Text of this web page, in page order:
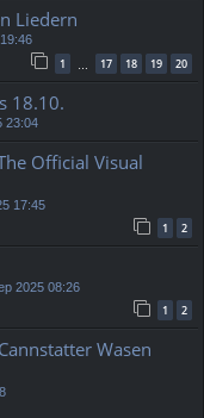
Liedern
1 17 18 19 20
18.10.
23:04
Official Visual
17:45
1 2
2025 08:26
1 2
Wasen